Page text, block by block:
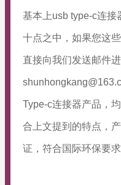
基本上usb type-c连接
十点之中，如果您这
直接向我们发送邮件进
Type-c连接器产品，
合上文提到的特点，
证，符合国际环保要